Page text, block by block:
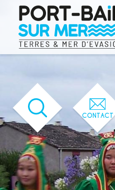
CONTACT
'166' / '1' / '166' / '166' / '166' / '166'